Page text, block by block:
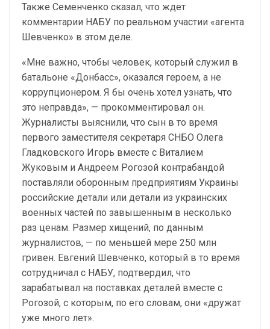
Также Семенченко сказал, что ждет
комментарии НАБУ по реальном участии «агента
Шевченко» в этом деле.
«Мне важно, чтобы человек, который служил в
батальоне «Донбасс», оказался героем, а не
коррупционером. Я бы очень хотел узнать, что
это неправда», — прокомментировал он.
Журналисты выяснили, что сын в то время
первого заместителя секретаря СНБО Олега
Гладковского Игорь вместе с Виталием
Жуковым и Андреем Рогозой контрабандой
поставляли оборонным предприятиям Украины
российские детали или детали из украинских
военных частей по завышенным в несколько
раз ценам. Размер хищений, по данным
журналистов, — по меньшей мере 250 млн
гривен. Евгений Шевченко, который в то время
сотрудничал с НАБУ, подтвердил, что
зарабатывал на поставках деталей вместе с
Рогозой, с которым, по его словам, они «дружат
уже много лет».